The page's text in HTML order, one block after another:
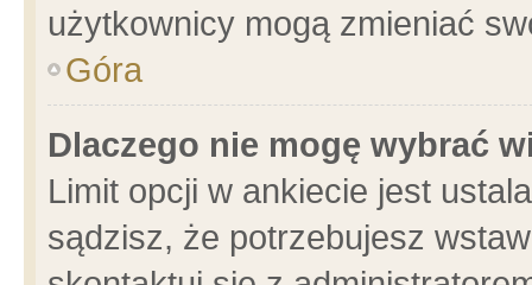
użytkownicy mogą zmieniać
Góra
Dlaczego nie mogę wybrać
Limit opcji w ankiecie jest
sądzisz, że potrzebujesz